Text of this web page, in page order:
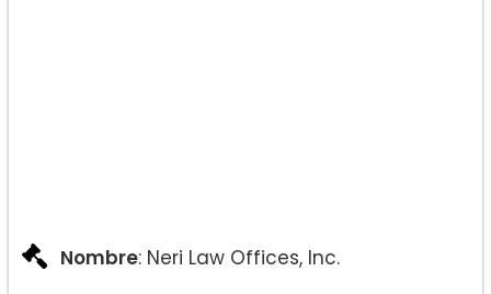
Nombre: Neri Law Offices, Inc.